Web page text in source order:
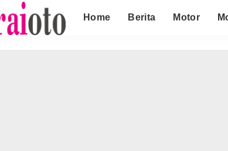
Home Berita Motor